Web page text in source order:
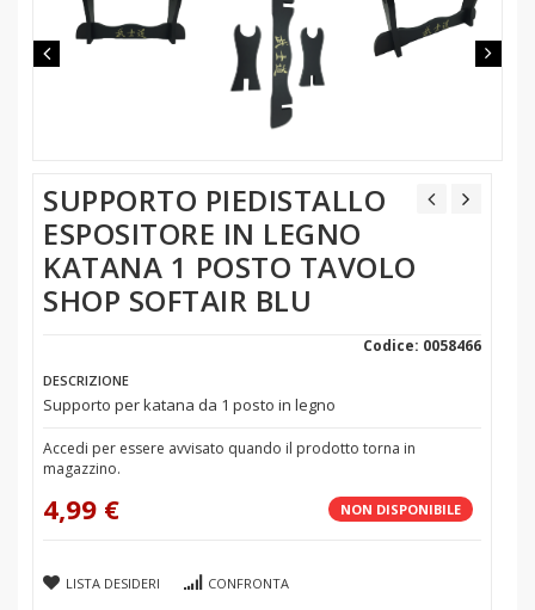
SUPPORTO PIEDISTALLO
ESPOSITORE IN LEGNO
KATANA 1 POSTO TAVOLO
SHOP SOFTAIR BLU
Codice: 0058466
DESCRIZIONE
Supporto per katana da 1 posto in legno
Accedi per essere avvisato quando il prodotto torna in
magazzino.
NON DISPONIBILE
4,99 €
LISTA DESIDERI CONFRONTA